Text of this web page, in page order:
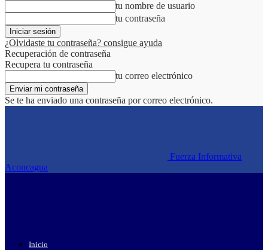
tu nombre de usuario
tu contraseña
¿Olvidaste tu contraseña? consigue ayuda
Recuperación de contraseña
Recupera tu contraseña
tu correo electrónico
Se te ha enviado una contraseña por correo electrónico.
Fuerza Informativa
Aconcagua
Inicio